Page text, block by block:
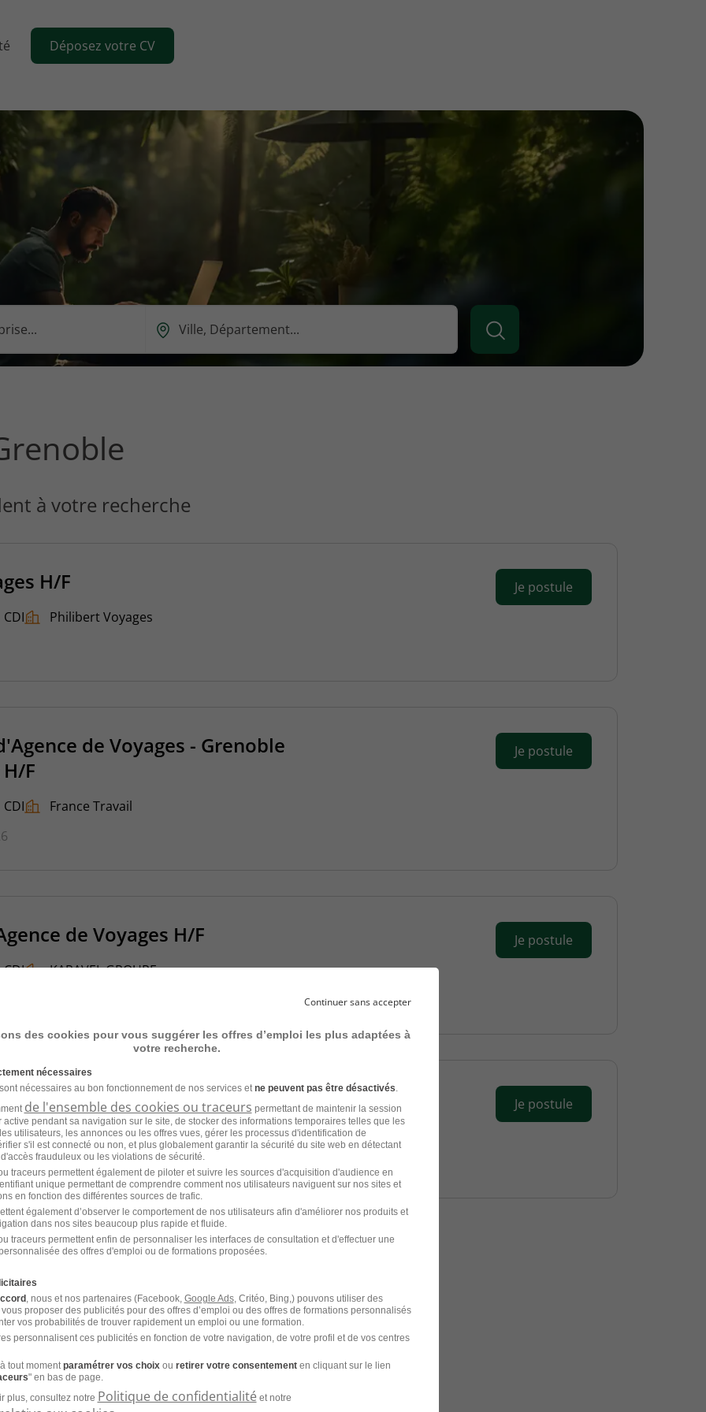
Déposez votre CV
Ou
ce
à votre recherche
H/F
CDI
Philibert Voyages
Je postule
de Voyages - Grenoble
F
CDI
France Travail
Je postule
de Voyages H/F
CDI
KARAVEL GROUPE
Je postule
de Voyages H/F
CDI
Philibert Voyages
Je postule
par métierà Grenobledans le
Continuer sans accepter
des cookies pour vous suggérer les offres d’emploi les plus adaptées à
votre recherche.
nécessaires
nécessaires au bon fonctionnement de nos services etne peuvent pas être désactivés.
de l'ensemble des cookies ou traceurs permettant de maintenir la session
active pendant sa navigation sur le site, de stocker des informations temporaires telles que les
utilisateurs, les annonces ou les offres vues, gérer les processus d'identification de
s'il est connecté ou non, et plus globalement garantir la sécurité du site web en détectant
d'accès frauduleux ou les violations de sécurité.
traceurs permettent également de piloter et suivre les sources d'acquisition d'audience en
unique permettant de comprendre comment nos utilisateurs naviguent sur nos sites et
en fonction des différentes sources de trafic.
également d’observer le comportement de nos utilisateurs afin d'améliorer nos produits et
dans nos sites beaucoup plus rapide et fluide.
traceurs permettent enfin de personnaliser les interfaces de consultation et d'effectuer une
des offres d'emploi ou de formations proposées.
, nous et nos partenaires (Facebook, Google Ads, Critéo, Bing,) pouvons utiliser des
proposer des publicités pour des offres d’emploi ou des offres de formations personnalisés
vos probabilités de trouver rapidement un emploi ou une formation.
personnalisent ces publicités en fonction de votre navigation, de votre profil et de vos centres
tout momentparamétrer vos choixou retirer votre consentementen cliquant sur le lien
" en bas de page.
plus, consultez notre Politique de confidentialité et notre